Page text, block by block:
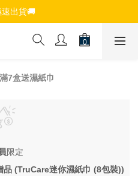
$150免運優惠
出貨🚚
優惠通知
滿7盒送濕紙巾
限定
(TruCare迷你濕紙巾 (8包裝))